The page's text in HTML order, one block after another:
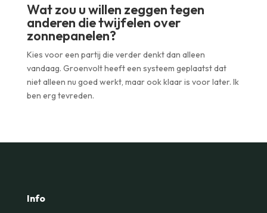
Wat zou u willen zeggen tegen
anderen die twijfelen over
zonnepanelen?
Kies voor een partij die verder denkt dan alleen
vandaag. Groenvolt heeft een systeem geplaatst dat
niet alleen nu goed werkt, maar ook klaar is voor later. Ik
ben erg tevreden.
Info